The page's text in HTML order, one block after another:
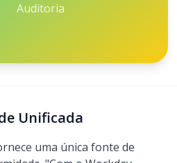
Auditoria
Unificada
uma única fonte de